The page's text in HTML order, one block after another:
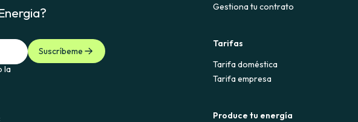
Suscríbeme
la
Gestiona tu contrato
Tarifas
Tarifa doméstica
Tarifa empresa
Produce tu energía